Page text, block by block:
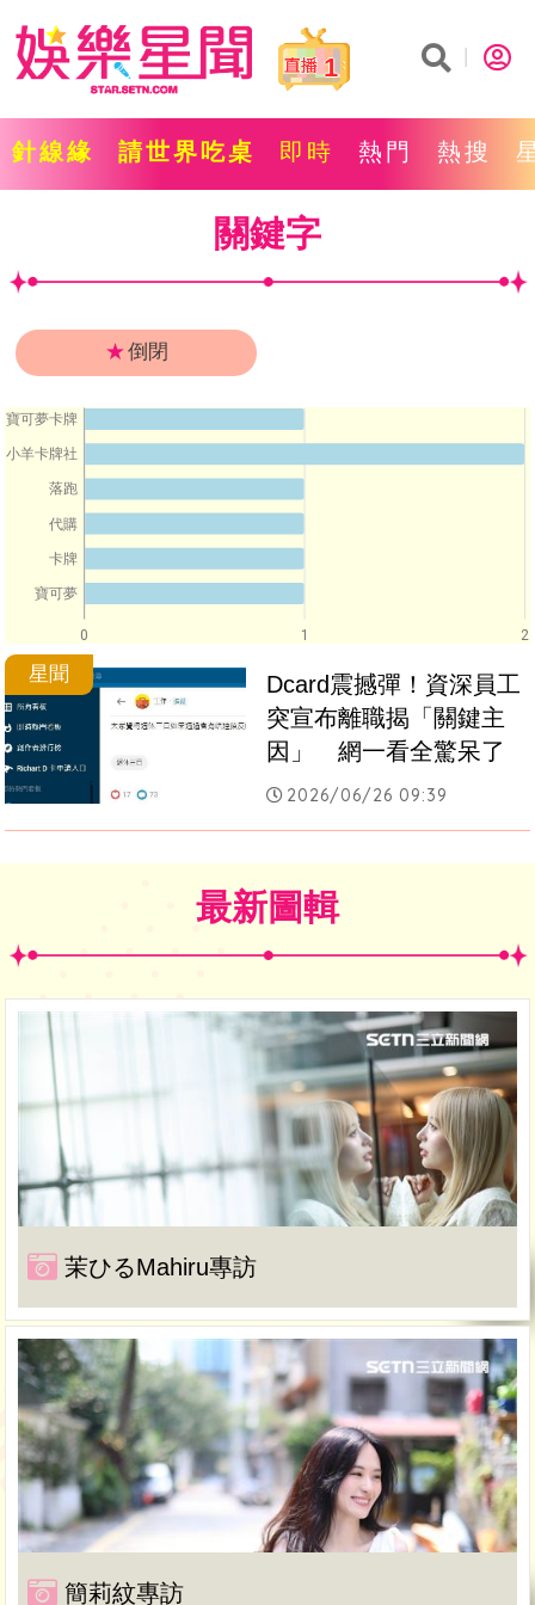
1
針線緣 請世界吃桌 即時 熱門 熱搜
關鍵字
★倒閉
0 1 2
寶可夢卡牌
小羊卡牌社
落跑
代購
卡牌
寶可夢
星聞
Dcard震撼彈！資深員工
突宣布離職揭「關鍵主
因」　網一看全驚呆了
2026/06/26 09:39
最新圖輯
茉ひるMahiru專訪
簡莉紋專訪